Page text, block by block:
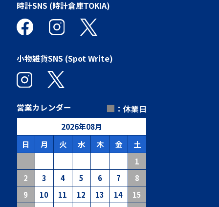
時計SNS (時計倉庫TOKIA)
小物雑貨SNS (Spot Write)
営業カレンダー ■ ：休業日
2026年08月
日
月 火 水 木 金 土
1
2
3 4 5 6 7
8
9
10 11 12 13 14
15